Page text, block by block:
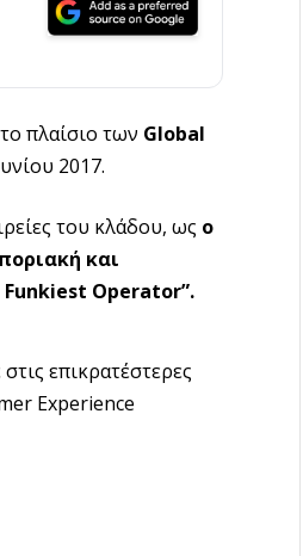
πλαίσιο των Global
2017.
του κλάδου, ως ο
και
Funkiest Operator”.
επικρατέστερες
Experience